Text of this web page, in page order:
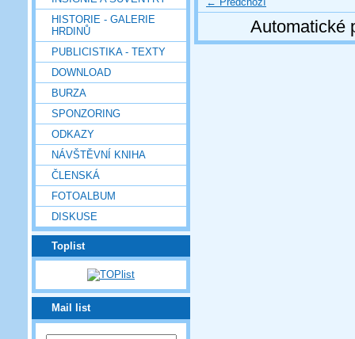
HISTORIE - GALERIE
HRDINŮ
PUBLICISTIKA - TEXTY
DOWNLOAD
BURZA
SPONZORING
ODKAZY
NÁVŠTĚVNÍ KNIHA
ČLENSKÁ
FOTOALBUM
DISKUSE
Toplist
Mail list
Automatické